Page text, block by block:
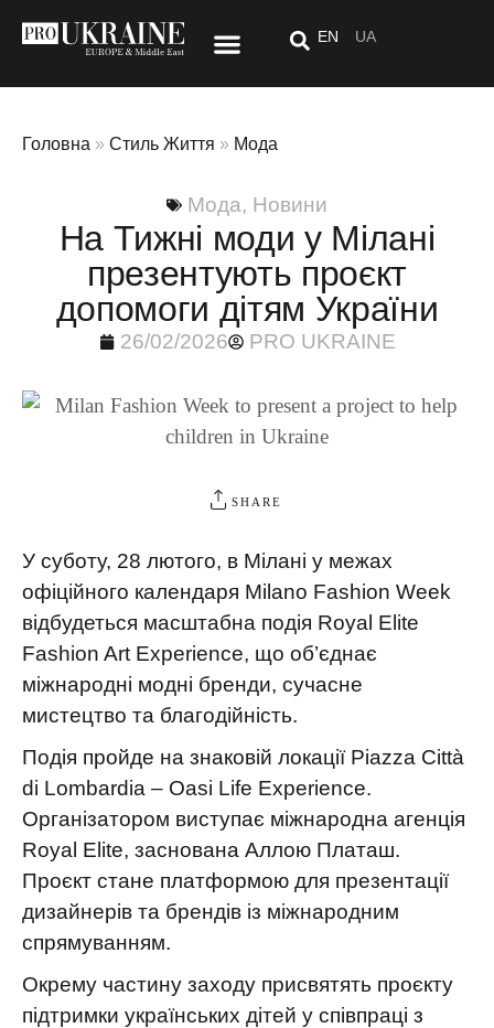
EN UA
Головна » Стиль Життя » Мода
Мода, Новини
На Тижні моди у Мілані
презентують проєкт
допомоги дітям України
26/02/2026 PRO UKRAINE
SHARE
У суботу, 28 лютого, в Мілані у межах
офіційного календаря Milano Fashion Week
відбудеться масштабна подія Royal Elite
Fashion Art Experience, що об’єднає
міжнародні модні бренди, сучасне
мистецтво та благодійність.
Подія пройде на знаковій локації Piazza Città
di Lombardia – Oasi Life Experience.
Організатором виступає міжнародна агенція
Royal Elite, заснована Аллою Платаш.
Проєкт стане платформою для презентації
дизайнерів та брендів із міжнародним
спрямуванням.
Окрему частину заходу присвятять проєкту
підтримки українських дітей у співпраці з